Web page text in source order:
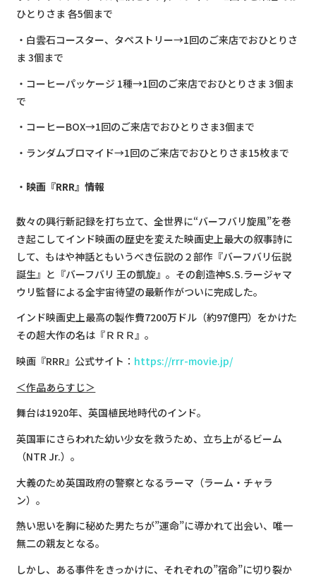
ひとりさま 各5個まで
・白雲石コースター、タペストリー→1回のご来店でおひとりさ
ま 3個まで
・コーヒーパッケージ 1種→1回のご来店でおひとりさま 3個ま
で
・コーヒーBOX→1回のご来店でおひとりさま3個まで
・ランダムブロマイド→1回のご来店でおひとりさま15枚まで
映画『RRR』情報
数々の興行新記録を打ち立て、全世界に“バーフバリ旋風”を巻
き起こしてインド映画の歴史を変えた映画史上最大の叙事詩に
して、もはや神話ともいうべき伝説の２部作『バーフバリ伝説
誕生』と『バーフバリ 王の凱旋』。その創造神S.S.ラージャマ
ウリ監督による全宇宙待望の最新作がついに完成した。
インド映画史上最高の製作費7200万ドル（約97億円）をかけた
その超大作の名は『ＲＲＲ』。
映画『RRR』公式サイト： https://rrr-movie.jp/
＜作品あらすじ＞
舞台は1920年、英国植民地時代のインド。
英国軍にさらわれた幼い少女を救うため、立ち上がるビーム
（NTR Jr.）。
大義のため英国政府の警察となるラーマ（ラーム・チャラ
ン）。
熱い思いを胸に秘めた男たちが”運命”に導かれて出会い、唯一
無二の親友となる。
しかし、ある事件をきっかけに、それぞれの”宿命”に切り裂か